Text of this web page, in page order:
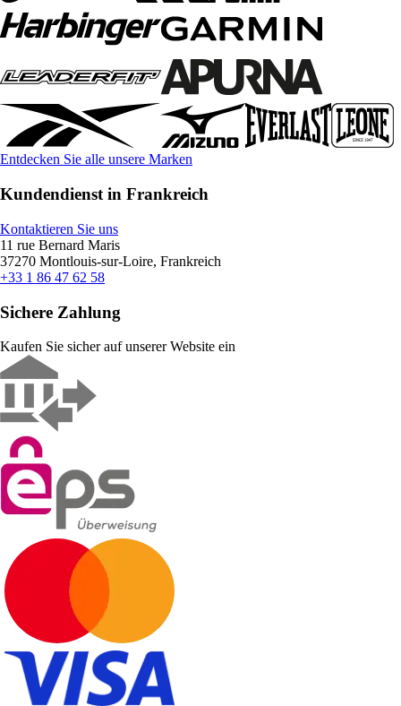
Entdecken Sie alle unsere Marken
Kundendienst in Frankreich
Kontaktieren Sie uns
11 rue Bernard Maris
37270 Montlouis-sur-Loire, Frankreich
+33 1 86 47 62 58
Sichere Zahlung
Kaufen Sie sicher auf unserer Website ein